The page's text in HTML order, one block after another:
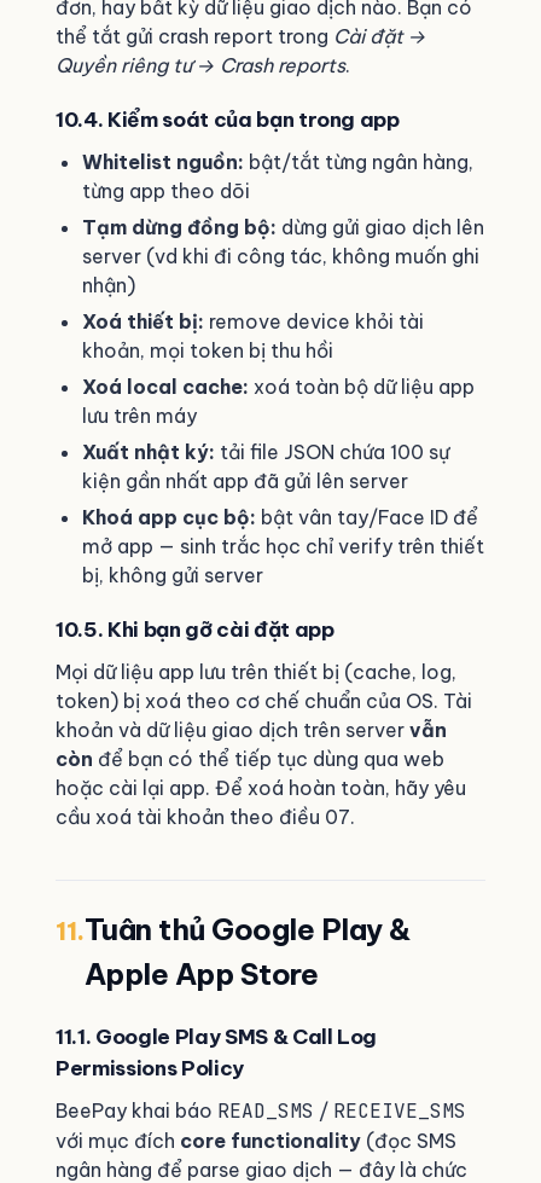
đơn, hay bất kỳ dữ liệu giao dịch nào. Bạn có
thể tắt gửi crash report trong Cài đặt →
Quyền riêng tư → Crash reports.
10.4. Kiểm soát của bạn trong app
Whitelist nguồn: bật/tắt từng ngân hàng,
từng app theo dõi
Tạm dừng đồng bộ: dừng gửi giao dịch lên
server (vd khi đi công tác, không muốn ghi
nhận)
Xoá thiết bị: remove device khỏi tài
khoản, mọi token bị thu hồi
Xoá local cache: xoá toàn bộ dữ liệu app
lưu trên máy
Xuất nhật ký: tải file JSON chứa 100 sự
kiện gần nhất app đã gửi lên server
Khoá app cục bộ: bật vân tay/Face ID để
mở app — sinh trắc học chỉ verify trên thiết
bị, không gửi server
10.5. Khi bạn gỡ cài đặt app
Mọi dữ liệu app lưu trên thiết bị (cache, log,
token) bị xoá theo cơ chế chuẩn của OS. Tài
khoản và dữ liệu giao dịch trên server vẫn
còn để bạn có thể tiếp tục dùng qua web
hoặc cài lại app. Để xoá hoàn toàn, hãy yêu
cầu xoá tài khoản theo điều 07.
11.Tuân thủ Google Play &
Apple App Store
11.1. Google Play SMS & Call Log
Permissions Policy
BeePay khai báo READ_SMS / RECEIVE_SMS
với mục đích core functionality (đọc SMS
ngân hàng để parse giao dịch — đây là chức